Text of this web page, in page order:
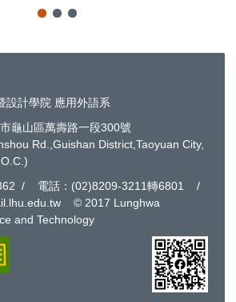
設計學院 應用外語系
龜山區萬壽路一段300號
Rd.,Guishan District,Taoyuan City,
/ 電話：(02)8209-3211轉6801 /
© 2017 Lunghwa
and Technology